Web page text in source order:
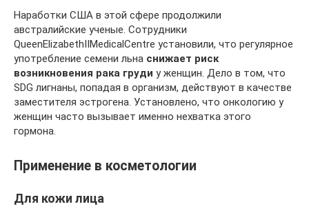
Наработки США в этой сфере продолжили
австралийские ученые. Сотрудники
QueenElizabethIIMedicalCentre установили, что регулярное
употребление семени льна снижает риск
возникновения рака груди у женщин. Дело в том, что
SDG лигнаны, попадая в организм, действуют в качестве
заместителя эстрогена. Установлено, что онкологию у
женщин часто вызывает именно нехватка этого
гормона.
Применение в косметологии
Для кожи лица